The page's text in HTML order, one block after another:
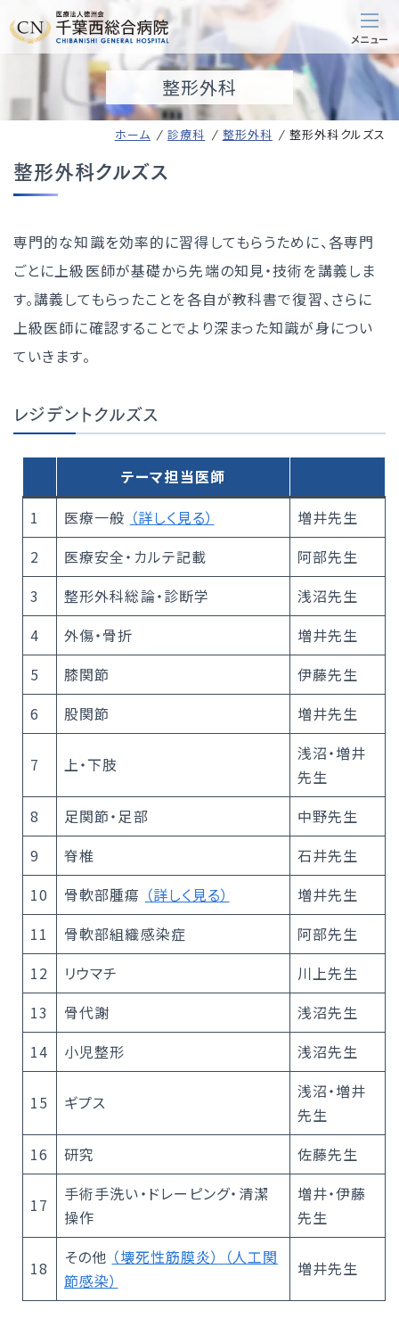
整形外科
ホーム 診療科 整形外科 整形外科クルズス
整形外科クルズス
専門的な知識を効率的に習得してもらうために、各専門
ごとに上級医師が基礎から先端の知見・技術を講義しま
す。講義してもらったことを各自が教科書で復習、さらに
上級医師に確認することでより深まった知識が身につい
ていきます。
レジデントクルズス
テーマ担当医師
1
医療一般 （詳しく見る）
増井先生
2
医療安全・カルテ記載
阿部先生
3
整形外科総論・診断学
浅沼先生
4
外傷・骨折
増井先生
5
膝関節
伊藤先生
6
股関節 増井先生
7 上・下肢
浅沼・増井
先生
8
足関節・足部
中野先生
9
脊椎
石井先生
10
骨軟部腫瘍 （詳しく見る）
増井先生
11
骨軟部組織感染症
阿部先生
12
リウマチ
川上先生
13
骨代謝
浅沼先生
14
小児整形 浅沼先生
15 ギプス
浅沼・増井
先生
16
研究 佐藤先生
17
手術手洗い・ドレーピング・清潔
操作
増井・伊藤
先生
18
その他 （壊死性筋膜炎）
（人工関
節感染）
増井先生